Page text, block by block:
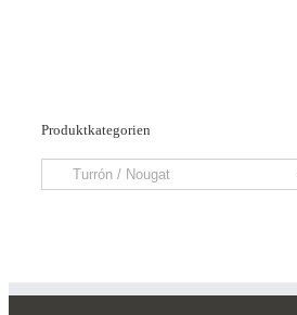
Produktkategorien